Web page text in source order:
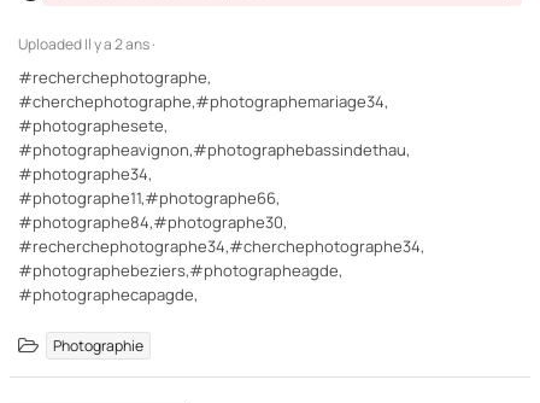
UploadedIl y a 2 ans ·
#recherchephotographe,
#cherchephotographe,#photographemariage34,
#photographesete,
#photographeavignon,#photographebassindethau,
#photographe34,
#photographe11,#photographe66,
#photographe84,#photographe30,
#recherchephotographe34,#cherchephotographe34,
#photographebeziers,#photographeagde,
#photographecapagde,
Photographie